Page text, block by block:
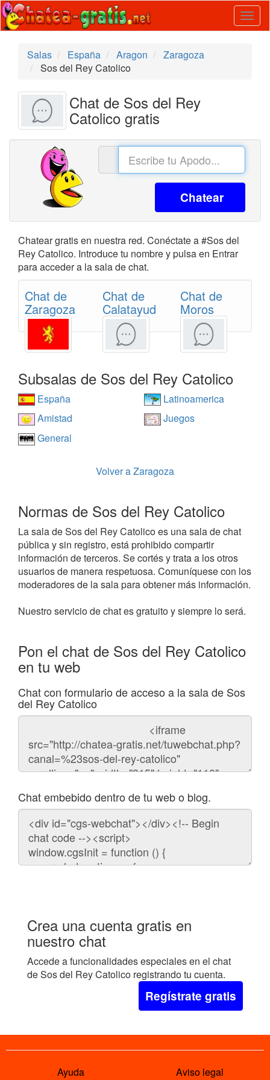
Salas
España Aragon
Zaragoza
Sos del Rey Catolico
Chat de Sos del Rey
Catolico gratis
Chatear
Chatear gratis en nuestra red. Conéctate a #Sos del
Rey Catolico. Introduce tu nombre y pulsa en Entrar
para acceder a la sala de chat.
Chat de
Zaragoza
Chat de
Calatayud
Chat de
Moros
Subsalas de Sos del Rey Catolico
España
Latinoamerica
Amistad
Juegos
General
Volver a Zaragoza
Normas de Sos del Rey Catolico
La sala de Sos del Rey Catolico es una sala de chat
pública y sin registro, está prohibido compartir
información de terceros. Se cortés y trata a los otros
usuarios de manera respetuosa. Comuníquese con los
moderadores de la sala para obtener más información.
Nuestro servicio de chat es gratuito y siempre lo será.
Pon el chat de Sos del Rey Catolico
en tu web
Chat con formulario de acceso a la sala de Sos
del Rey Catolico
Código
chat
Chat embebido dentro de tu web o blog.
Código
para
embeber
chat
Crea una cuenta gratis en
nuestro chat
Accede a funcionalidades especiales en el chat
de Sos del Rey Catolico registrando tu cuenta.
Regístrate gratis
Ayuda Aviso legal